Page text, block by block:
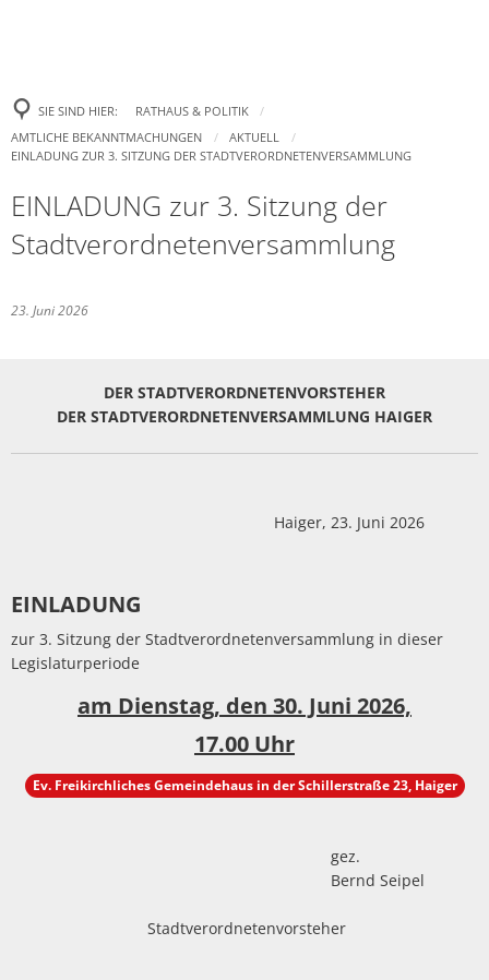
SIE SIND HIER:
RATHAUS & POLITIK
AMTLICHE BEKANNTMACHUNGEN
AKTUELL
EINLADUNG ZUR 3. SITZUNG DER STADTVERORDNETENVERSAMMLUNG
EINLADUNG zur 3. Sitzung der
Stadtverordnetenversammlung
23. Juni 2026
DER STADTVERORDNETENVORSTEHER
DER STADTVERORDNETENVERSAMMLUNG HAIGER
Haiger, 23. Juni 2026
EINLADUNG
zur 3. Sitzung der Stadtverordnetenversammlung in dieser
Legislaturperiode
am Dienstag, den 30. Juni 2026,
17.00 Uhr
Ev. Freikirchliches Gemeindehaus in der Schillerstraße 23, Haiger
gez.
Bernd Seipel
Stadtverordnetenvorsteher